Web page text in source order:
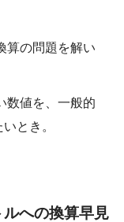
算の問題を解い
数値を、一般的
とき。
への換算早見